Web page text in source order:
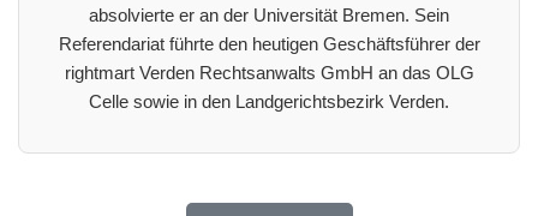
absolvierte er an der Universität Bremen. Sein
Referendariat führte den heutigen Geschäftsführer der
rightmart Verden Rechtsanwalts GmbH an das OLG
Celle sowie in den Landgerichtsbezirk Verden.